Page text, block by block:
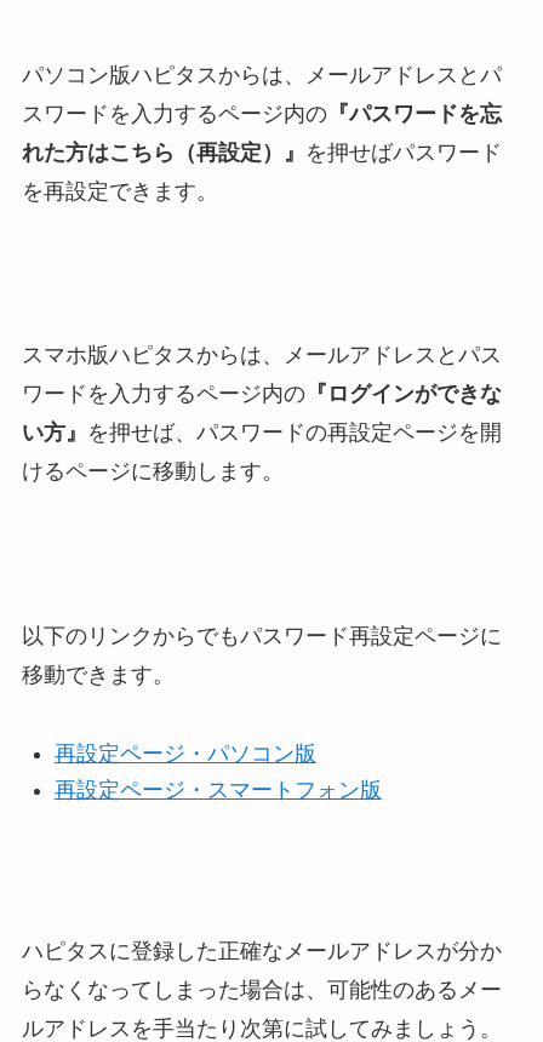
パソコン版ハピタスからは、メールアドレスとパ
スワードを入力するページ内の『パスワードを忘
れた方はこちら（再設定）』 を押せばパスワード
を再設定できます。
スマホ版ハピタスからは、メールアドレスとパス
ワードを入力するページ内の『ログインができな
い方』 を押せば、パスワードの再設定ページを開
けるページに移動します。
以下のリンクからでもパスワード再設定ページに
移動できます。
再設定ページ・パソコン版
再設定ページ・スマートフォン版
ハピタスに登録した正確なメールアドレスが分か
らなくなってしまった場合は、可能性のあるメー
ルアドレスを手当たり次第に試してみましょう。